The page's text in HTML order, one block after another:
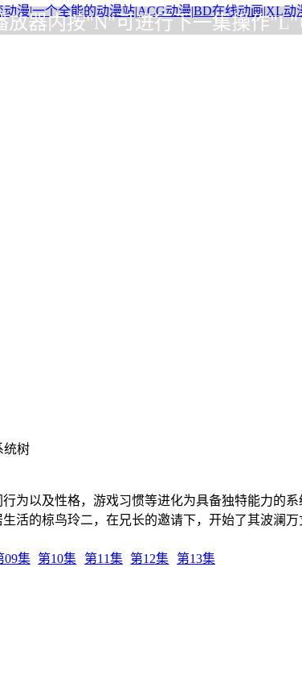
"N"可进行下一集操作"L"可进行
统树
为以及性格，游戏习惯等进化为具备独特能力的
活的椋鸟玲二，在兄长的邀请下，开始了其波澜
09集 第10集 第11集 第12集 第13集